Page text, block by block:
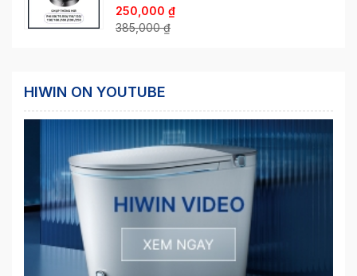
250,000 ₫
385,000₫
HIWIN ON YOUTUBE